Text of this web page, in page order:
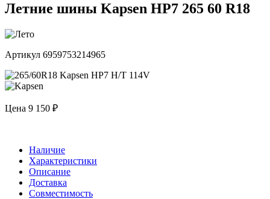
Летние шины Kapsen HP7 265 60 R18
Артикул 6959753214965
Цена 9 150 ₽
Наличие
Характеристики
Описание
Доставка
Совместимость